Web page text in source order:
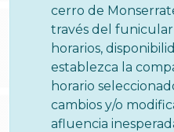
cerro de
través del
horarios,
establezca la
horario
cambios y/o
afluencia